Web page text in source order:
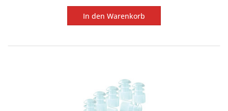
In den Warenkorb